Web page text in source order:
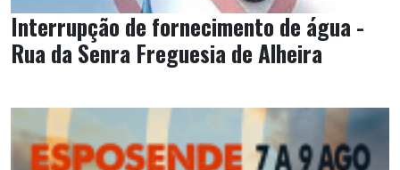
Interrupção de fornecimento de água -
Rua da Senra Freguesia de Alheira